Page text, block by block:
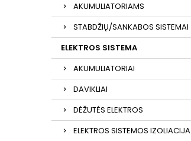
AKUMULIATORIAMS
STABDŽIŲ/SANKABOS SISTEMAI
ELEKTROS SISTEMA
AKUMULIATORIAI
DAVIKLIAI
DĖŽUTĖS ELEKTROS
ELEKTROS SISTEMOS IZOLIACIJA